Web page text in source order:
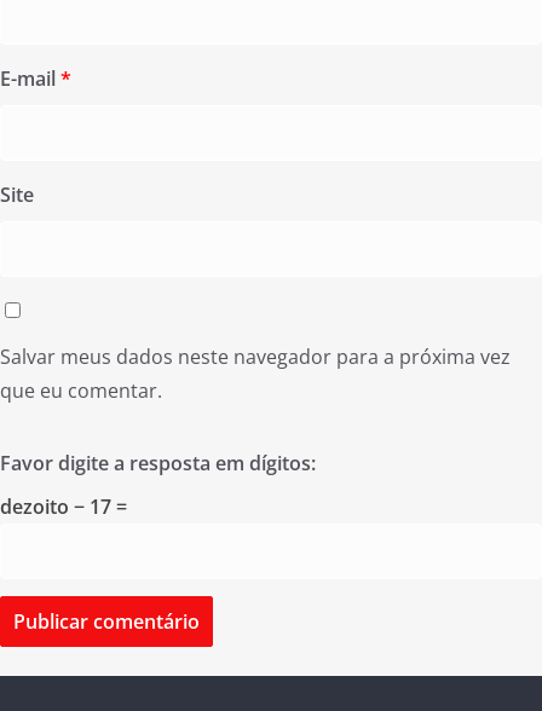
E-mail*
Site
Salvar meus dados neste navegador para a próxima vez
que eu comentar.
Favor digite a resposta em dígitos:
dezoito − 17 =